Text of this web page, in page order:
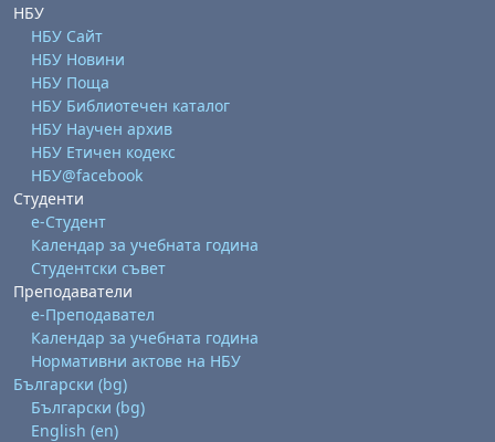
НБУ
НБУ Сайт
НБУ Новини
НБУ Поща
НБУ Библиотечен каталог
НБУ Научен архив
НБУ Етичен кодекс
НБУ@facebook
Студенти
е-Студент
Календар за учебната година
Студентски съвет
Преподаватели
е-Преподавател
Календар за учебната година
Нормативни актове на НБУ
Български ‎(bg)‎
Български ‎(bg)‎
English ‎(en)‎